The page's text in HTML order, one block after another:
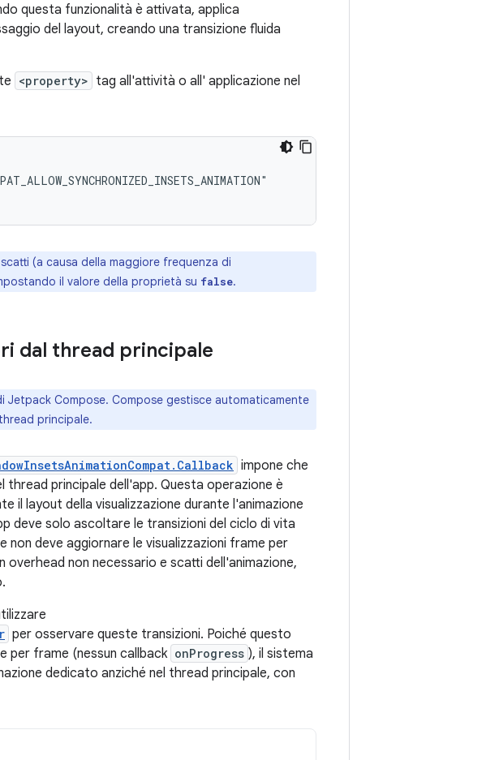
questa funzionalità è attivata, applica
del layout, creando una transizione fluida
<property> tag all'attività o all' applicazione nel
(a causa della maggiore frequenza di
il valore della proprietà su false.
dal thread principale
Compose. Compose gestisce automaticamente
principale.
impone che
thread principale dell'app. Questa operazione è
il layout della visualizzazione durante l'animazione
deve solo ascoltare le transizioni del ciclo di vita
non deve aggiornare le visualizzazioni frame per
non necessario e scatti dell'animazione,
per osservare queste transizioni. Poiché questo
per frame (nessun callback onProgress ), il sistema
dedicato anziché nel thread principale, con